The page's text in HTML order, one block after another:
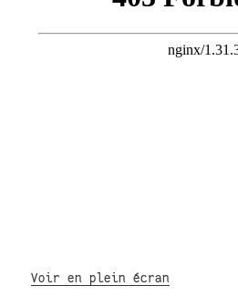
Voir en plein écran